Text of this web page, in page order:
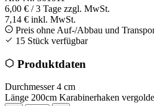
6,00 € / 3 Tage zzgl. MwSt.
7,14 € inkl. MwSt.
Preis ohne Auf-/Abbau und
15 Stück verfügbar
Produktdaten
Durchmesser 4 cm
Länge 200cm Karabinerhaken